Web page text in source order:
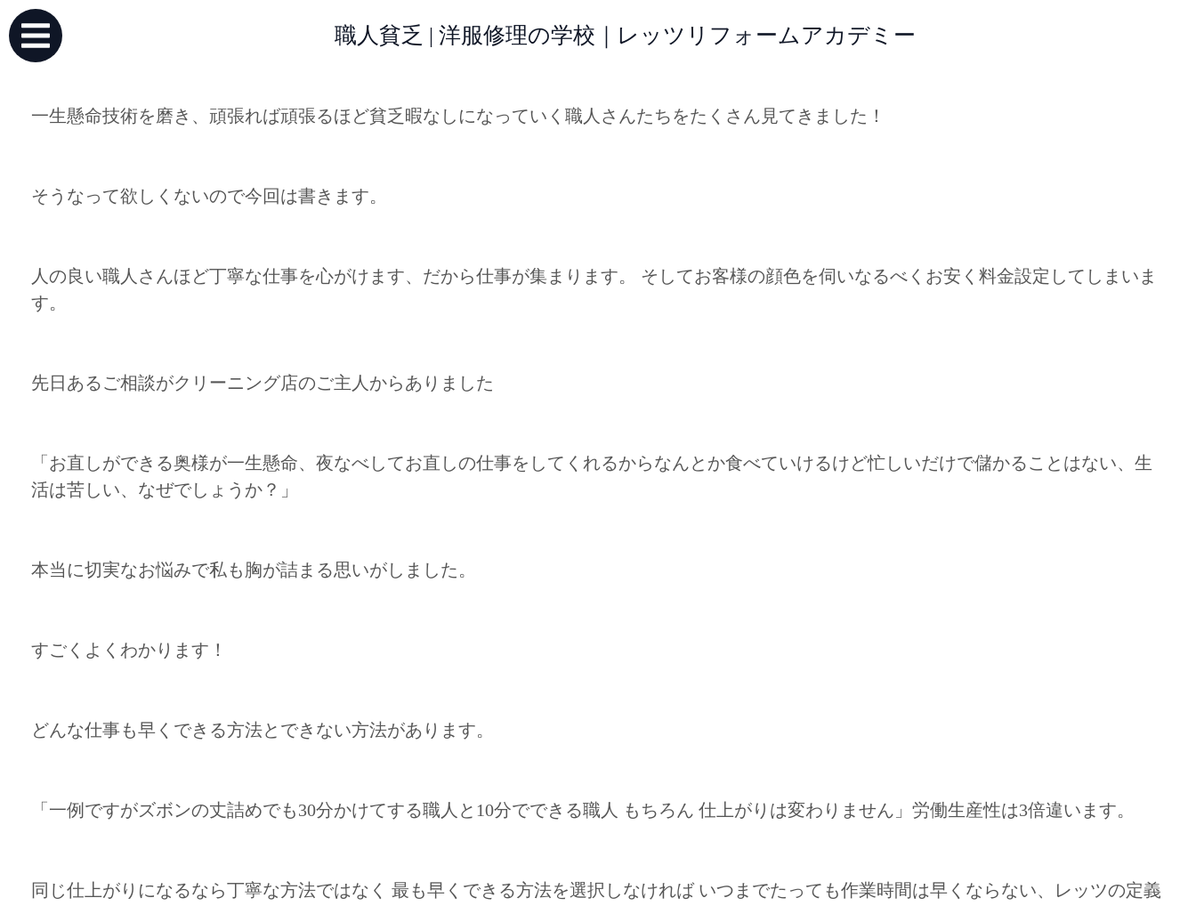
職人貧乏 | 洋服修理の学校｜レッツリフォームアカデミー
一生懸命技術を磨き、頑張れば頑張るほど貧乏暇なしになっていく職人さんたちをたくさん見てきました！
そうなって欲しくないので今回は書きます。
人の良い職人さんほど丁寧な仕事を心がけます、だから仕事が集まります。 そしてお客様の顔色を伺いなるべくお安く料金設定してしまいま
す。
先日あるご相談がクリーニング店のご主人からありました
「お直しができる奥様が一生懸命、夜なべしてお直しの仕事をしてくれるからなんとか食べていけるけど忙しいだけで儲かることはない、生
活は苦しい、なぜでしょうか？」
本当に切実なお悩みで私も胸が詰まる思いがしました。
すごくよくわかります！
どんな仕事も早くできる方法とできない方法があります。
「一例ですがズボンの丈詰めでも30分かけてする職人と10分でできる職人 もちろん 仕上がりは変わりません」労働生産性は3倍違います。
同じ仕上がりになるなら丁寧な方法ではなく 最も早くできる方法を選択しなければ いつまでたっても作業時間は早くならない、レッツの定義